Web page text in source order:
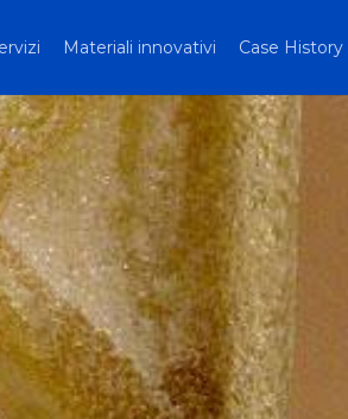
Materiali innovativi Case History